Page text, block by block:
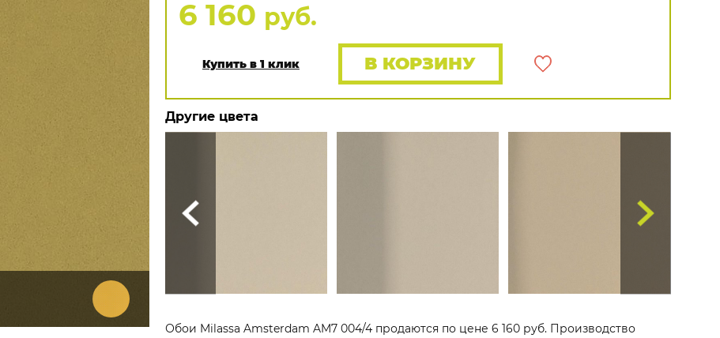
ПОКАЗАТЬ ВСЕ ОБОИ
6 160 руб.
Купить в 1 клик В КОРЗИНУ
Другие цвета
Обои Milassa Amsterdam AM7 004/4 продаются по цене 6 160 руб. Производство